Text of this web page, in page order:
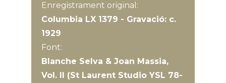
Enregistrament original:
Columbia LX 1379 - Gravació: c.
1929
Font:
Blanche Selva & Joan Massia,
Vol. II (St Laurent Studio YSL 78-